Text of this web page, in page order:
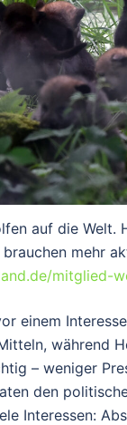
auf die Welt.
mehr
mitglied-
einem
während
– weniger
den
Interessen: